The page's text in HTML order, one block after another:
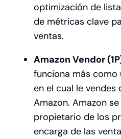
optimización de
de métricas clave
ventas.
Amazon Vendor
funciona más como
en el cual le
Amazon. Amazon
propietario de los
encarga de las